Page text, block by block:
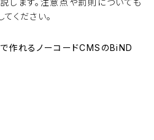
ください。
作れるノーコードCMSのBiND